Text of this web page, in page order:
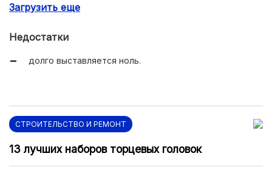
качественная нержавейка.
Загрузить еще
Недостатки
долго выставляется ноль.
СТРОИТЕЛЬСТВО И РЕМОНТ
13 лучших наборов торцевых головок